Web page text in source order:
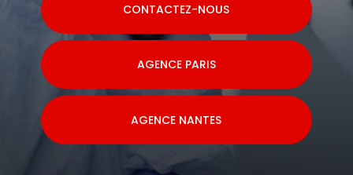
CONTACTEZ-NOUS
AGENCE PARIS
AGENCE NANTES